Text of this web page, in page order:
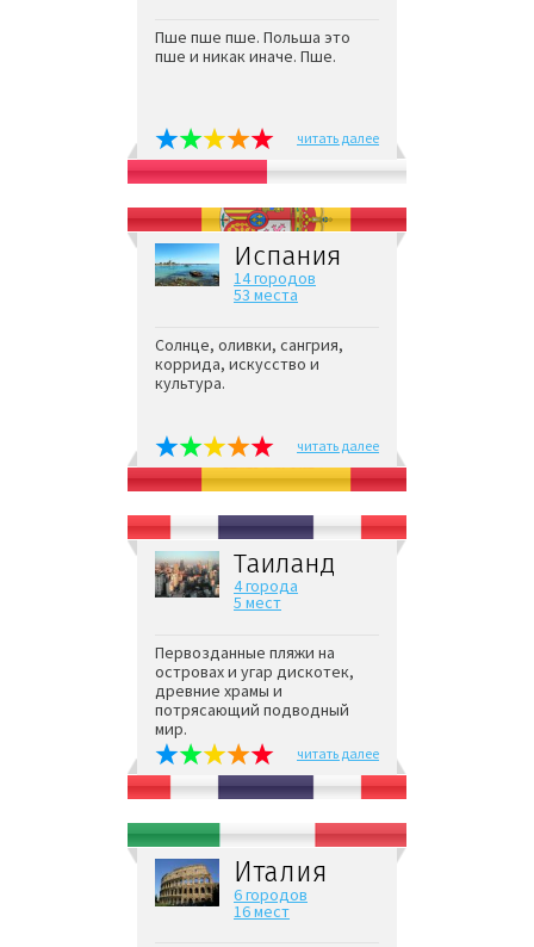
Пше пше пше. Польша это
пше и никак иначе. Пше.
читать далее
Испания
14 городов
53 места
Солнце, оливки, сангрия,
коррида, искусство и
культура.
читать далее
Таиланд
4 города
5 мест
Первозданные пляжи на
островах и угар дискотек,
древние храмы и
потрясающий подводный
мир.
читать далее
Италия
6 городов
16 мест